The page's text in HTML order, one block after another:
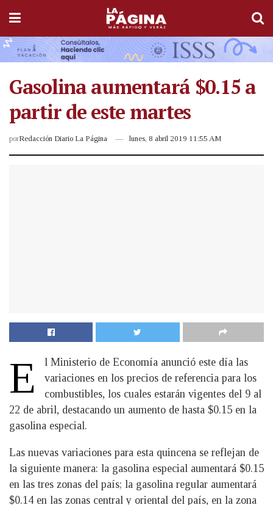
Gasolina aumentará $0.15 a
partir de este martes
porRedacción Diario La Página lunes, 8 abril 2019 11:55 AM
E
l Ministerio de Economía anunció este día las
variaciones en los precios de referencia para los
combustibles, los cuales estarán vigentes del 9 al
22 de abril, destacando un aumento de hasta $0.15 en la
gasolina especial.
Las nuevas variaciones para esta quincena se reflejan de
la siguiente manera: la gasolina especial aumentará $0.15
en las tres zonas del país; la gasolina regular aumentará
$0.14 en las zonas central y oriental del país, en la zona